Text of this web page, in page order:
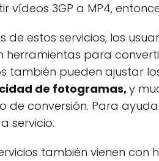
vídeos 3GP a MP4,
de estos servicios, los
herramientas para
también pueden ajustar
de fotogramas,y
de conversión. Para
servicio.
también vienen